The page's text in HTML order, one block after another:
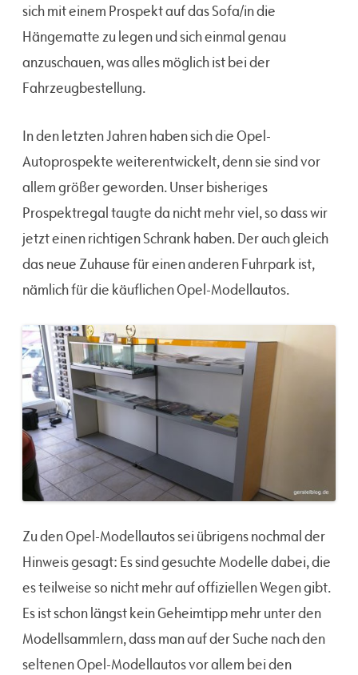
sich mit einem Prospekt auf das Sofa/in die
Hängematte zu legen und sich einmal genau
anzuschauen, was alles möglich ist bei der
Fahrzeugbestellung.
In den letzten Jahren haben sich die Opel-
Autoprospekte weiterentwickelt, denn sie sind vor
allem größer geworden. Unser bisheriges
Prospektregal taugte da nicht mehr viel, so dass wir
jetzt einen richtigen Schrank haben. Der auch gleich
das neue Zuhause für einen anderen Fuhrpark ist,
nämlich für die käuflichen Opel-Modellautos.
Zu den Opel-Modellautos sei übrigens nochmal der
Hinweis gesagt: Es sind gesuchte Modelle dabei, die
es teilweise so nicht mehr auf offiziellen Wegen gibt.
Es ist schon längst kein Geheimtipp mehr unter den
Modellsammlern, dass man auf der Suche nach den
seltenen Opel-Modellautos vor allem bei den